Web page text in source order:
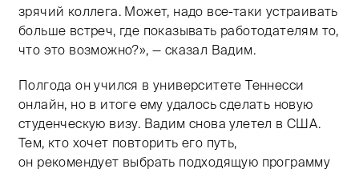
зрячий коллега. Может, надо все-таки устраивать
больше встреч, где показывать работодателям то,
что это возможно?», — сказал Вадим.
Полгода он учился в университете Теннесси
онлайн, но в итоге ему удалось сделать новую
студенческую визу. Вадим снова улетел в США.
Тем, кто хочет повторить его путь,
он рекомендует выбрать подходящую программу